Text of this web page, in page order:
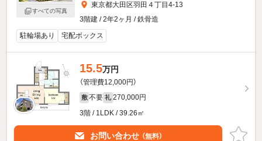
すべての写真
東京都大田区羽田４丁目4-13
3階建 / 2年2ヶ月 / 鉄骨造
駐輪場あり
宅配ボックス
15.5万円
（管理費12,000円）
敷 不要 礼 270,000円
3階 / 1LDK / 39.26㎡
お問い合わせ （無料）